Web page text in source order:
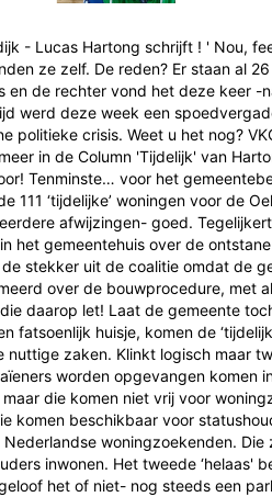
- Lucas Hartong schrijft ! ' Nou,
ze zelf. De reden? Er staan al 26
en de rechter vond het deze keer -
werd deze week een
politieke crisis. Weet u het nog?
in de Column 'Tijdelijk' van
Tenminste… voor het
111 ‘tijdelijke’ woningen voor de
afwijzingen- goed.
het gemeentehuis over de
stekker uit de coalitie omdat de
over de bouwprocedure, met
daarop let! Laat de gemeente
fatsoenlijk huisje, komen de
zaken. Klinkt logisch maar
worden opgevangen komen
die komen niet vrij voor
komen beschikbaar voor
woningzoekenden. Die
inwonen. Het tweede ‘helaas'
het of niet- nog steeds een